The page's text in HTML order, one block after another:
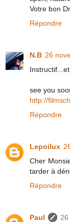
Votre bon
Répondre
N.B 26
see you
http://
Répondre
Lepoilux
Cher
tarder à
Répondre
Paul